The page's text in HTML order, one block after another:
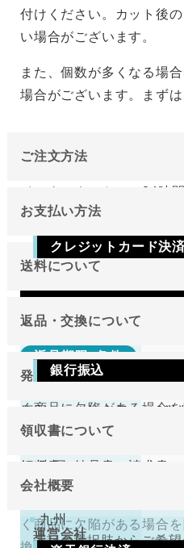
付けください。カット後
い場合がございます。
また、個数が多くなる場
場合がございます。まずは
ご注文方法
インターネットにて24時
日のみです。
お支払い方法
クレジットカード決
Visa Mastercard
銀行振込
ご注文確定後7日以内に
お願いいたします。ご入
いいたします。
送料について
地域
東北
関東
近畿
中国
四国
九州
返品・交換について
返品期限･条件
切り売り商品やメーカー
く商品に欠陥がある場合
換を受け付けておりません
切り売り商品やメーカー
く商品に欠陥がある場合
発送について
原則として注文日より2営
す。
させて頂きます。
下記の選択肢からご希
領収書について
領収書（納品書、請求書
お申し付けください。
会社概要
運営会社